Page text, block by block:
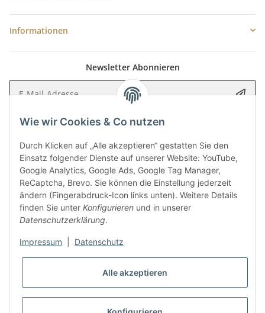
Wie wir Cookies & Co nutzen
Durch Klicken auf „Alle akzeptieren“ gestatten Sie den
Einsatz folgender Dienste auf unserer Website: YouTube,
Google Analytics, Google Ads, Google Tag Manager,
ReCaptcha, Brevo. Sie können die Einstellung jederzeit
ändern (Fingerabdruck-Icon links unten). Weitere Details
finden Sie unter Konfigurieren und in unserer
Datenschutzerklärung.
Impressum Datenschutz
Alle akzeptieren
Informationen
Newsletter Abonnieren
Bitte senden Sie mir entsprechend IhrerDatenschutzerklärung
Mail zu.
Newsletter abonnieren und5 €Rabatt-Guschein erhalten.
Für Ihren nächsten Einkauf in unserem WOODResin-Shop.
Den Gutschein erhalten Sie per Email nach der erfolgreichen
Bestätigung Ihrer Email-Adresse.